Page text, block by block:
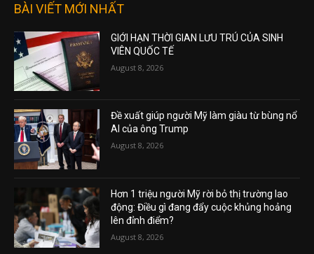
BÀI VIẾT MỚI NHẤT
GIỚI HẠN THỜI GIAN LƯU TRÚ CỦA SINH
VIÊN QUỐC TẾ
August 8, 2026
Đề xuất giúp người Mỹ làm giàu từ bùng nổ
AI của ông Trump
August 8, 2026
Hơn 1 triệu người Mỹ rời bỏ thị trường lao
động: Điều gì đang đẩy cuộc khủng hoảng
lên đỉnh điểm?
August 8, 2026